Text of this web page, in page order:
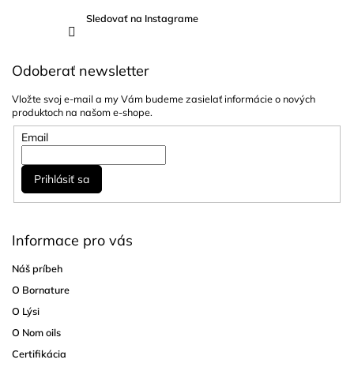
Sledovať na Instagrame
Odoberať newsletter
Vložte svoj e-mail a my Vám budeme zasielať informácie o nových
produktoch na našom e-shope.
Email
Prihlásiť sa
Informace pro vás
Náš príbeh
O Bornature
O Lýsi
O Nom oils
Certifikácia